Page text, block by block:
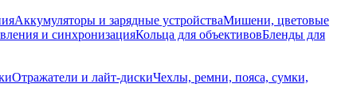
Аккумуляторы и зарядные устройстваМишени, цветовые
и синхронизацияКольца для объективовБленды для
Отражатели и лайт-дискиЧехлы, ремни, пояса, сумки,